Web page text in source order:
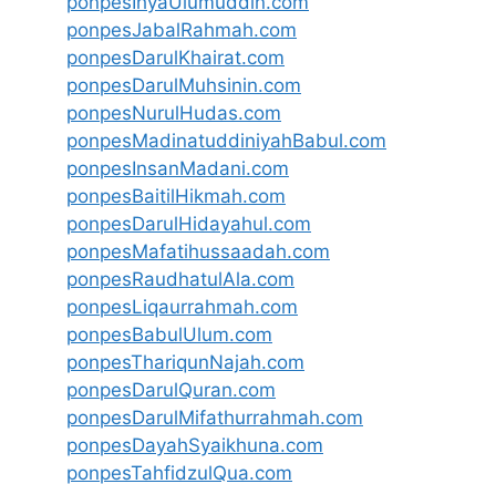
ponpesJabalRahmah.com
ponpesDarulKhairat.com
ponpesDarulMuhsinin.com
ponpesNurulHudas.com
ponpesMadinatuddiniyahBabul.com
ponpesInsanMadani.com
ponpesBaitilHikmah.com
ponpesDarulHidayahul.com
ponpesMafatihussaadah.com
ponpesRaudhatulAla.com
ponpesLiqaurrahmah.com
ponpesBabulUlum.com
ponpesThariqunNajah.com
ponpesDarulQuran.com
ponpesDarulMifathurrahmah.com
ponpesDayahSyaikhuna.com
ponpesTahfidzulQua.com